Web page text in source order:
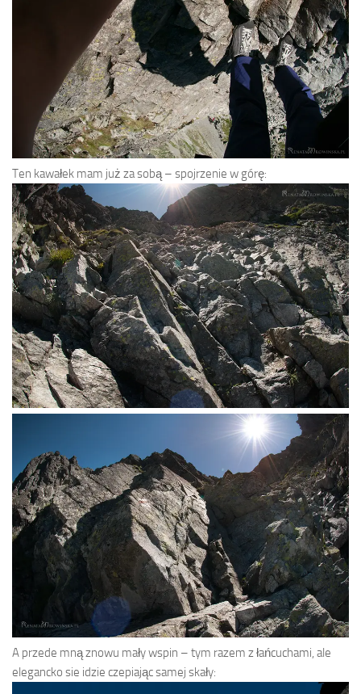
Ten kawałek mam już za sobą – spojrzenie w górę:
A przede mną znowu mały wspin – tym razem z łańcuchami, ale
elegancko sie idzie czepiając samej skały: